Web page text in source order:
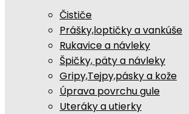
Čističe
Prášky,loptičky a vankúše
Rukavice a návleky
Špičky, päty a návleky
Gripy,Tejpy,pásky a kože
Úprava povrchu gule
Uteráky a utierky